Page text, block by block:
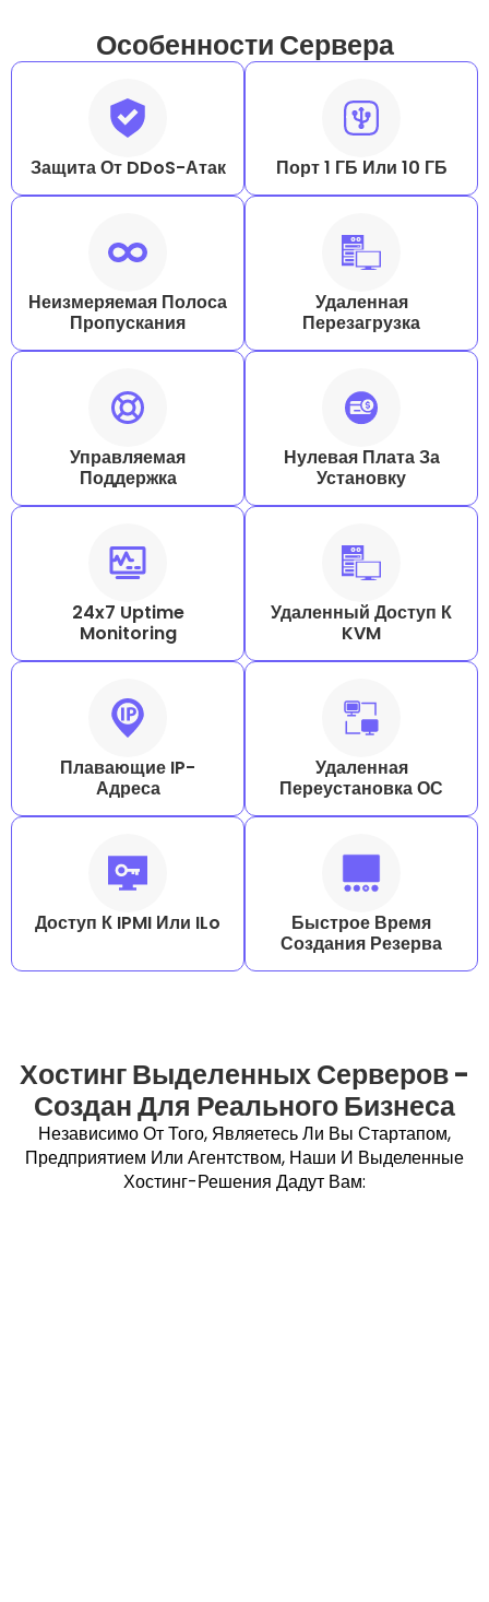
Особенности Сервера
Защита От DDoS-Атак Порт 1 ГБ Или 10 ГБ
Неизмеряемая Полоса
Пропускания
Удаленная
Перезагрузка
Управляемая
Поддержка
Нулевая Плата За
Установку
24x7 Uptime
Monitoring
Удаленный Доступ К
KVM
Плавающие IP-
Адреса
Удаленная
Переустановка ОС
Доступ К IPMI Или ILo
Быстрое Время
Создания Резерва
Хостинг Выделенных Серверов -
Создан Для Реального Бизнеса
Независимо От Того, Являетесь Ли Вы Стартапом,
Предприятием Или Агентством, Наши И Выделенные
Хостинг-Решения Дадут Вам: